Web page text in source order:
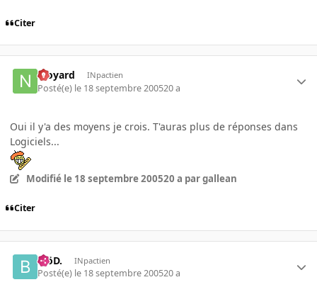
Citer
njoyard INpactien
Posté(e) le 18 septembre 200520 a
Oui il y'a des moyens je crois. T'auras plus de réponses dans
Logiciels...
Modifié le 18 septembre 200520 a par gallean
Citer
.BöD. INpactien
Posté(e) le 18 septembre 200520 a